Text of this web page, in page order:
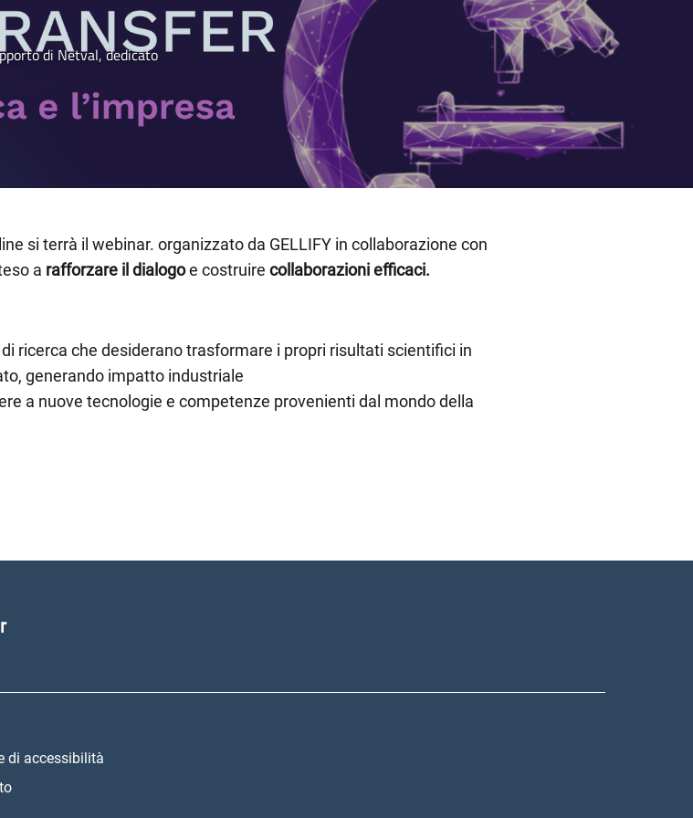
di Netval, dedicato
si terrà il webinar. organizzato da GELLIFY in collaborazione con
a rafforzare il dialogoe costruire collaborazioni efficaci.
ricerca che desiderano trasformare i propri risultati scientifici in
generando impatto industriale
a nuove tecnologie e competenze provenienti dal mondo della
di accessibilità